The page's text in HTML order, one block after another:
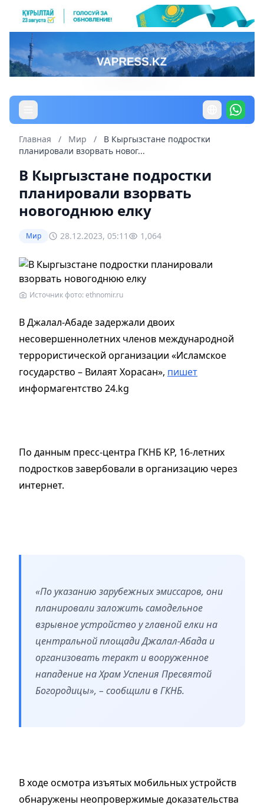
Главная / Мир /
В Кыргызстане подростки
планировали взорвать новог...
В Кыргызстане подростки
планировали взорвать
новогоднюю елку
Мир 28.12.2023, 05:11 1,064
Источник фото: ethnomir.ru
В Джалал-Абаде задержали двоих
несовершеннолетних членов международной
террористической организации «Исламское
государство – Вилаят Хорасан», пишет
информагентство 24.kg
По данным пресс-центра ГКНБ КР, 16-летних
подростков завербовали в организацию через
интернет.
«По указанию зарубежных эмиссаров, они
планировали заложить самодельное
взрывное устройство у главной елки на
центральной площади Джалал-Абада и
организовать теракт и вооруженное
нападение на Храм Успения Пресвятой
Богородицы», – сообщили в ГКНБ.
В ходе осмотра изъятых мобильных устройств
обнаружены неопровержимые доказательства